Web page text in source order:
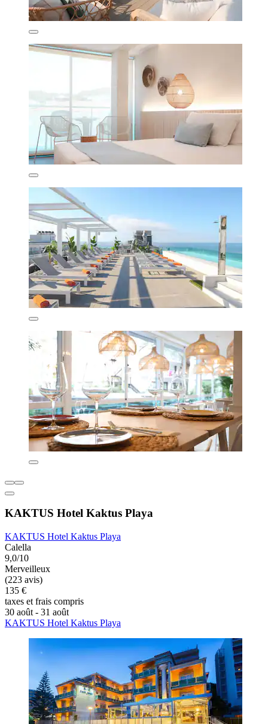
KAKTUS Hotel Kaktus Playa
KAKTUS Hotel Kaktus Playa
Calella
9,0/10
Merveilleux
(223 avis)
135 €
taxes et frais compris
30 août - 31 août
KAKTUS Hotel Kaktus Playa